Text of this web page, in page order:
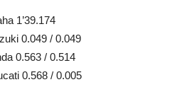
1’39.174
0.049 / 0.049
0.563 / 0.514
0.568 / 0.005